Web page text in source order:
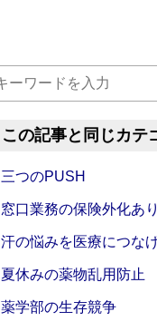
この記事と同じカテ
三つのPUSH
窓口業務の保険外化あ
汗の悩みを医療につな
夏休みの薬物乱用防止
薬学部の生存競争